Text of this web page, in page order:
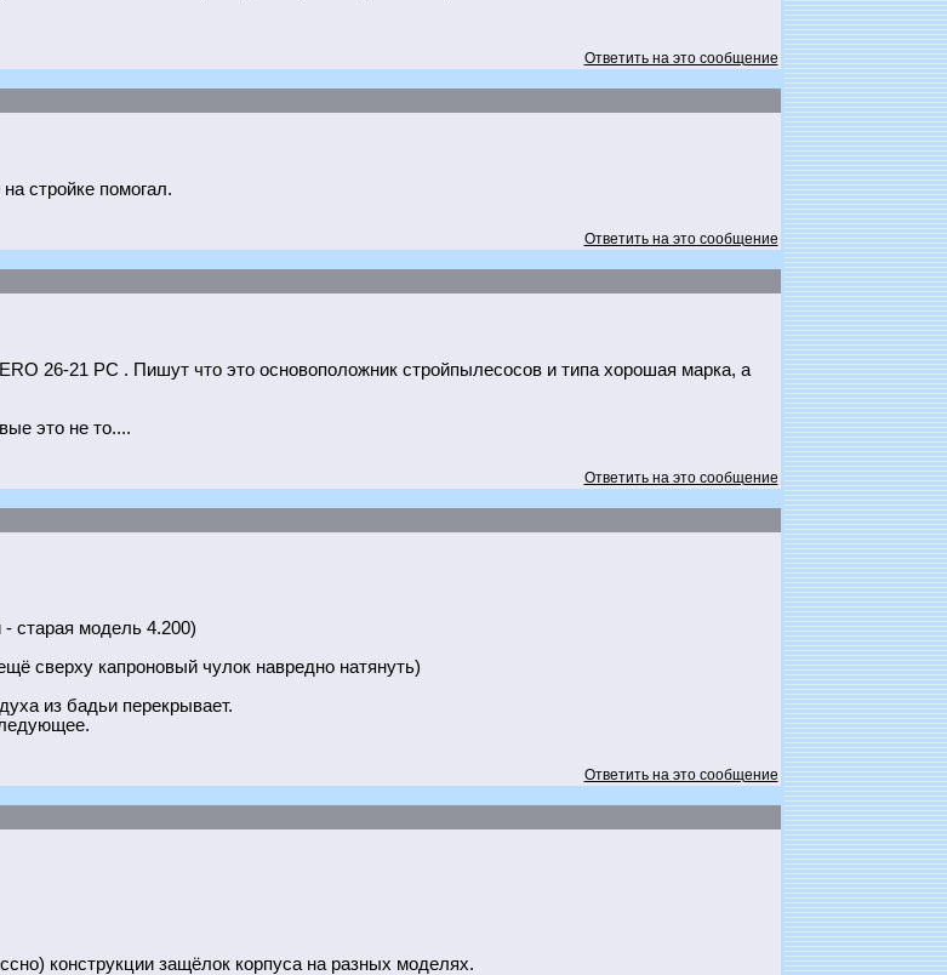
Ответить на это сообщение
стройке помогал.
Ответить на это сообщение
26-21 PC . Пишут что это основоположник стройпылесосов и типа хорошая марка, а
это не то....
Ответить на это сообщение
старая модель 4.200)
сверху капроновый чулок навредно натянуть)
из бадьи перекрывает.
Ответить на это сообщение
конструкции защёлок корпуса на разных моделях.